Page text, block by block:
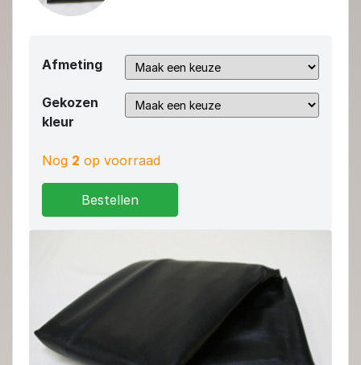
Afmeting
Gekozen
kleur
Nog 2 op voorraad
Bestellen